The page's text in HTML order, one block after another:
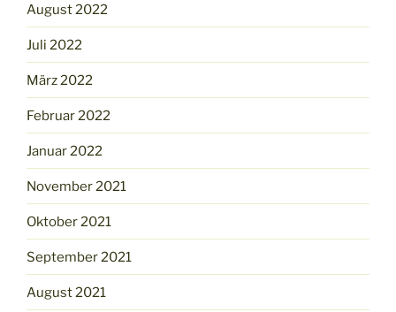
August 2022
Juli 2022
März 2022
Februar 2022
Januar 2022
November 2021
Oktober 2021
September 2021
August 2021